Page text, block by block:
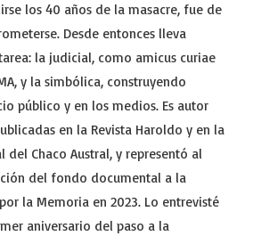
los 40 años de la masacre, fue de
Desde entonces lleva
la judicial, como amicus curiae
y la simbólica, construyendo
público y en los medios. Es autor
en la Revista Haroldo y en la
del Chaco Austral, y representó al
del fondo documental a la
la Memoria en 2023. Lo entrevisté
aniversario del paso a la